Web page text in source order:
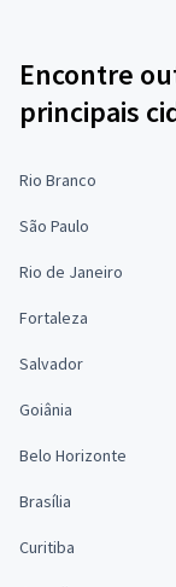
Encontre
principais
Rio Branco
São Paulo
Rio de Janeiro
Fortaleza
Salvador
Goiânia
Belo Horizonte
Brasília
Curitiba